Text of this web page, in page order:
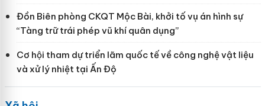
Đồn Biên phòng CKQT Mộc Bài, khởi tố vụ án hình sự
“Tàng trữ trái phép vũ khí quân dụng”
Cơ hội tham dự triển lãm quốc tế về công nghệ vật liệu
và xử lý nhiệt tại Ấn Độ